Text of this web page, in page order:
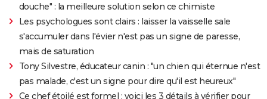
douche" : la meilleure solution selon ce chimiste
Les psychologues sont clairs : laisser la vaisselle sale
s'accumuler dans l'évier n'est pas un signe de paresse,
mais de saturation
Tony Silvestre, éducateur canin : "un chien qui éternue n'est
pas malade, c'est un signe pour dire qu'il est heureux"
Ce chef étoilé est formel : voici les 3 détails à vérifier pour